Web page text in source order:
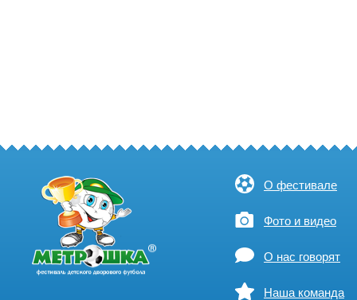
О фестивале
Фото и видео
О нас говорят
Наша команда